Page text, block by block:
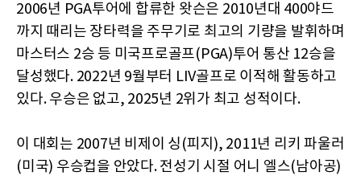
2006년 PGA투어에 합류한 왓슨은 2010년대 400야드
까지 때리는 장타력을 주무기로 최고의 기량을 발휘하며
마스터스 2승 등 미국프로골프(PGA)투어 통산 12승을
달성했다. 2022년 9월부터 LIV골프로 이적해 활동하고
있다. 우승은 없고, 2025년 2위가 최고 성적이다.
이 대회는 2007년 비제이 싱(피지), 2011년 리키 파울러
(미국) 우승컵을 안았다. 전성기 시절 어니 엘스(남아공)